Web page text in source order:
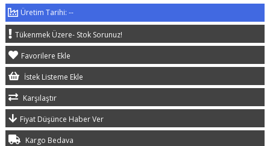
--
Tükenmek Üzere- Stok Sorunuz!
Favorilere Ekle
İstek Listeme Ekle
Karşılaştır
Fiyat Düşünce Haber Ver
Kargo Bedava